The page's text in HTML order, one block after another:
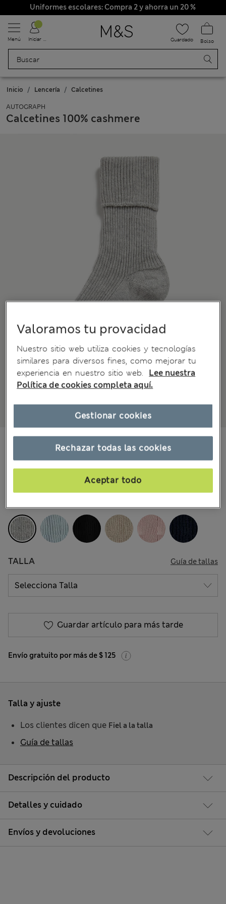
Uniformes escolares: Compra 2 y ahorra un 20 %
Menú Iniciar sesión Guardado Bolso
Inicio Lencería Calcetines
AUTOGRAPH
Calcetines 100% cashmere
$58.99
4x3 en medias y calcetines
COLOR: Gris
TALLA Guía de tallas
Guardar artículo para más tarde
Envío gratuito por más de $ 125
Descripción del producto
Detalles y cuidado
Envíos y devoluciones
Talla y ajuste
Los clientes dicen que Fiel a la talla
Guía de tallas
Valoramos tu provacidad
Nuestro sitio web utiliza cookies y tecnologías
similares para diversos fines, como mejorar tu
experiencia en nuestro sitio web.
Lee nuestra
Política de cookies completa aquí.
Rechazar todas las cookies
Aceptar todo
Gestionar cookies